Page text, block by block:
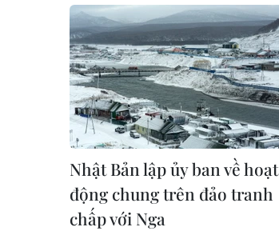
Nhật Bản lập ủy ban về hoạt
động chung trên đảo tranh
chấp với Nga